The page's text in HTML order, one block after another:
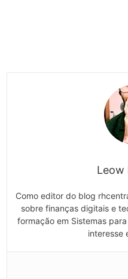
Leow
Como editor do blog
sobre finanças digitais e
formação em Sistemas
interesse